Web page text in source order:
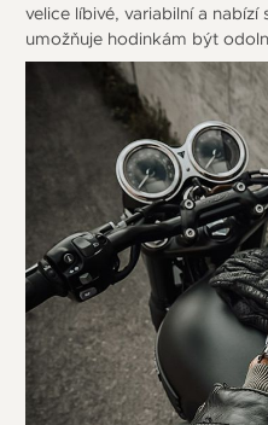
velice líbivé, variabilní a
umožňuje hodinkám být